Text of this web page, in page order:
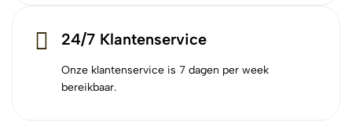
24/7 Klantenservice
Onze klantenservice is 7 dagen per week
bereikbaar.